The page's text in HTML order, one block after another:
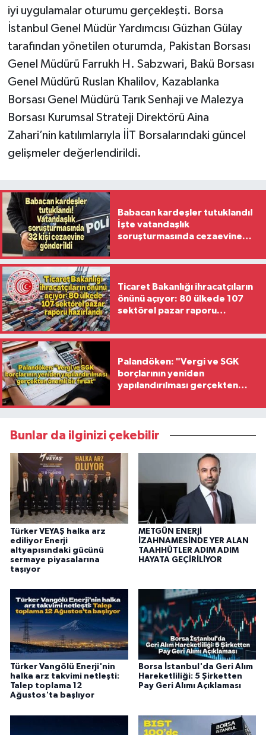
iyi uygulamalar oturumu gerçekleşti. Borsa
İstanbul Genel Müdür Yardımcısı Güzhan Gülay
tarafından yönetilen oturumda, Pakistan Borsası
Genel Müdürü Farrukh H. Sabzwari, Bakü Borsası
Genel Müdürü Ruslan Khalilov, Kazablanka
Borsası Genel Müdürü Tarık Senhaji ve Malezya
Borsası Kurumsal Strateji Direktörü Aina
Zahari’nin katılımlarıyla İİT Borsalarındaki güncel
gelişmeler değerlendirildi.
Babacan kardeşler tutuklandı!
İşte vatandaşlık
soruşturmasında cezaevine
Ticaret Bakanlığı ihracatçıların
önünü açıyor: 80 ülkede 107
sektörel pazar raporu
Palandöken: "Vergi ve SGK
borçlarının yeniden
yapılandırılması gerçekten
Bunlar da ilginizi çekebilir
Türker VEYAŞ halka arz
ediliyor Enerji
altyapısındaki gücünü
sermaye piyasalarına
taşıyor
METGÜN ENERJİ
İZAHNAMESİNDE YER ALAN
TAAHHÜTLER ADIM ADIM
HAYATA GEÇİRİLİYOR
Türker Vangölü Enerji'nin
halka arz takvimi netleşti:
Talep toplama 12
Ağustos'ta başlıyor
Borsa İstanbul'da Geri Alım
Hareketliliği: 5 Şirketten
Pay Geri Alımı Açıklaması